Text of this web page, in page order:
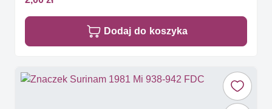
Dodaj do koszyka